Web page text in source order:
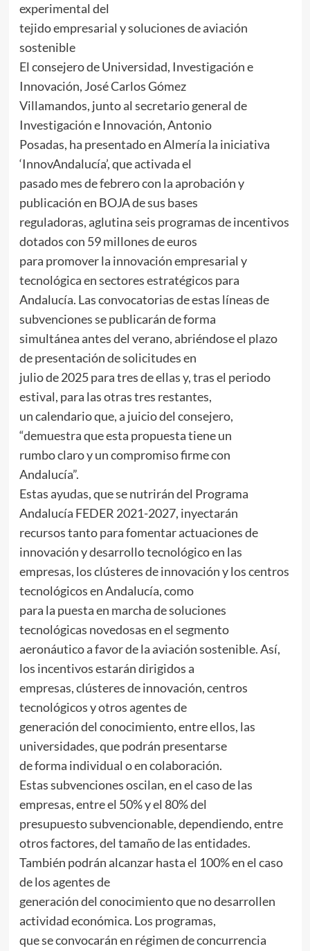
experimental del
tejido empresarial y soluciones de aviación
sostenible
El consejero de Universidad, Investigación e
Innovación, José Carlos Gómez
Villamandos, junto al secretario general de
Investigación e Innovación, Antonio
Posadas, ha presentado en Almería la iniciativa
‘InnovAndalucía’, que activada el
pasado mes de febrero con la aprobación y
publicación en BOJA de sus bases
reguladoras, aglutina seis programas de incentivos
dotados con 59 millones de euros
para promover la innovación empresarial y
tecnológica en sectores estratégicos para
Andalucía. Las convocatorias de estas líneas de
subvenciones se publicarán de forma
simultánea antes del verano, abriéndose el plazo
de presentación de solicitudes en
julio de 2025 para tres de ellas y, tras el periodo
estival, para las otras tres restantes,
un calendario que, a juicio del consejero,
“demuestra que esta propuesta tiene un
rumbo claro y un compromiso firme con
Andalucía”.
Estas ayudas, que se nutrirán del Programa
Andalucía FEDER 2021-2027, inyectarán
recursos tanto para fomentar actuaciones de
innovación y desarrollo tecnológico en las
empresas, los clústeres de innovación y los centros
tecnológicos en Andalucía, como
para la puesta en marcha de soluciones
tecnológicas novedosas en el segmento
aeronáutico a favor de la aviación sostenible. Así,
los incentivos estarán dirigidos a
empresas, clústeres de innovación, centros
tecnológicos y otros agentes de
generación del conocimiento, entre ellos, las
universidades, que podrán presentarse
de forma individual o en colaboración.
Estas subvenciones oscilan, en el caso de las
empresas, entre el 50% y el 80% del
presupuesto subvencionable, dependiendo, entre
otros factores, del tamaño de las entidades.
También podrán alcanzar hasta el 100% en el caso
de los agentes de
generación del conocimiento que no desarrollen
actividad económica. Los programas,
que se convocarán en régimen de concurrencia